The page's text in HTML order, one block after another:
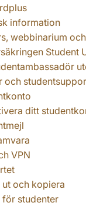
information
webbinarium
Student
och
ditt
VPN
ut och kopiera
för studenter